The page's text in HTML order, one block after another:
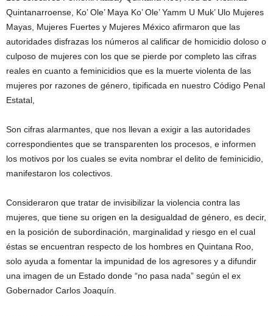
Quintanarroense, Ko’ Ole’ Maya Ko’ Ole’ Yamm U Muk’ Ulo Mujeres
Mayas, Mujeres Fuertes y Mujeres México afirmaron que las
autoridades disfrazas los números al calificar de homicidio doloso o
culposo de mujeres con los que se pierde por completo las cifras
reales en cuanto a feminicidios que es la muerte violenta de las
mujeres por razones de género, tipificada en nuestro Código Penal
Estatal,
Son cifras alarmantes, que nos llevan a exigir a las autoridades
correspondientes que se transparenten los procesos, e informen
los motivos por los cuales se evita nombrar el delito de feminicidio,
manifestaron los colectivos.
Consideraron que tratar de invisibilizar la violencia contra las
mujeres, que tiene su origen en la desigualdad de género, es decir,
en la posición de subordinación, marginalidad y riesgo en el cual
éstas se encuentran respecto de los hombres en Quintana Roo,
solo ayuda a fomentar la impunidad de los agresores y a difundir
una imagen de un Estado donde “no pasa nada” según el ex
Gobernador Carlos Joaquín.